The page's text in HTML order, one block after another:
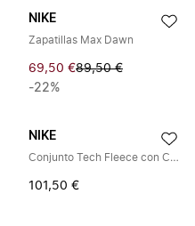
NIKE
Zapatillas Max Dawn
69,50 €89,50 €
-22%
NIKE
Conjunto Tech Fleece con Cremallera Completa de 2 Piezas
101,50 €